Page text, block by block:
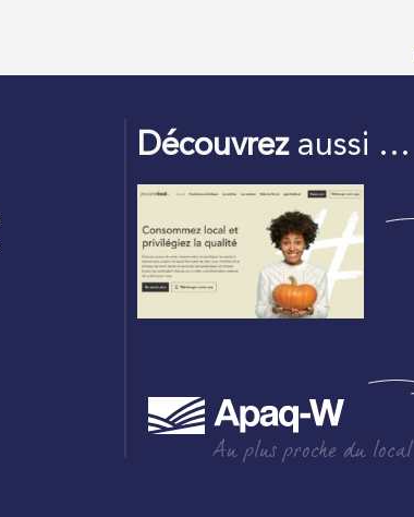
Découvrezaussi …
Au plus proche du local